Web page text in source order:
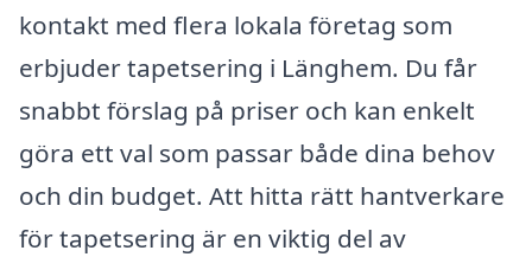
kontakt med flera lokala företag som
erbjuder tapetsering i Länghem. Du får
snabbt förslag på priser och kan enkelt
göra ett val som passar både dina behov
och din budget. Att hitta rätt hantverkare
för tapetsering är en viktig del av